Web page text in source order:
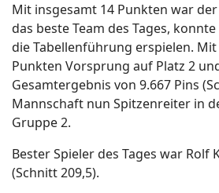
Mit insgesamt 14 Punkten war
das beste Team des Tages,
die Tabellenführung erspielen.
Punkten Vorsprung auf Platz 2
Gesamtergebnis von 9.667 Pins
Mannschaft nun Spitzenreiter in
Gruppe 2.
Bester Spieler des Tages war Rolf
(Schnitt 209,5).